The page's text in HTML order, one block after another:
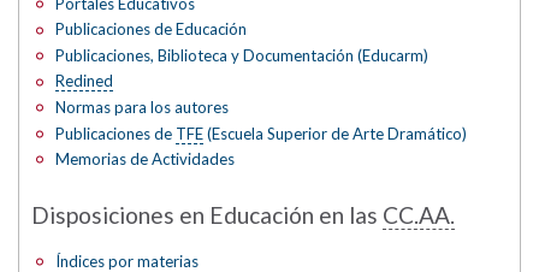
Publicaciones de Educación
Publicaciones, Biblioteca y Documentación (Educarm)
Redined
Normas para los autores
Publicaciones de TFE(Escuela Superior de Arte Dramático)
Memorias de Actividades
Disposiciones en Educación en las CC.AA.
Índices por materias